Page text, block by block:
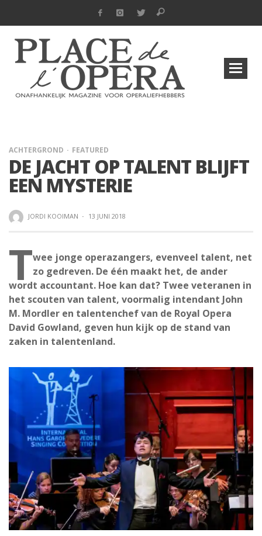
ACHTERGROND FEATURED
DE JACHT OP TALENT BLIJFT
EEN MYSTERIE
JORDI KOOIMAN · 13 JUNI 2018
Twee jonge operazangers, evenveel talent, net
zo gedreven. De één maakt het, de ander
wordt accountant. Hoe kan dat? Twee veteranen in
het scouten van talent, voormalig intendant John
M. Mordler en talentenchef van de Royal Opera
David Gowland, geven hun kijk op de stand van
zaken in talentenland.